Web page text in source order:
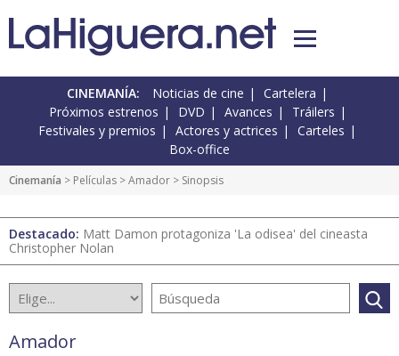
CINEMANÍA: Noticias de cine
Cartelera
Próximos estrenos
DVD Avances
Tráilers
Festivales y premios
Actores y actrices
Carteles
Box-office
Cinemanía > Películas >Amador > Sinopsis
Destacado: Matt Damon protagoniza 'La odisea' del cineasta
Christopher Nolan
Amador